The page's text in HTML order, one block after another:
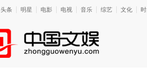
头条 明星 电影 电视 音乐 综艺 文化